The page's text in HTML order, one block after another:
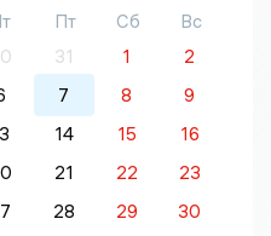
Пт Сб
Вс
31 1
2
7 8
9
14 15
16
21 22
23
28 29
30